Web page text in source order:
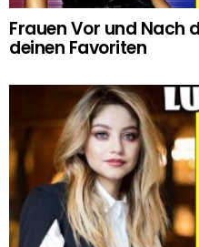
Frauen Vor und Nach
deinen Favoriten